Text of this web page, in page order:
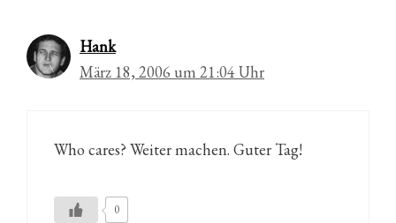
Hank
März 18, 2006 um 21:04 Uhr
Who cares? Weiter machen. Guter Tag!
0